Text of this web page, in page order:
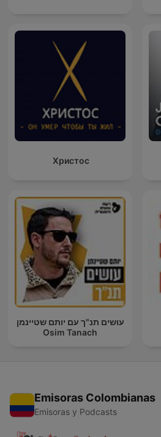
Христос
עושים תנ"ך עם יותם שטיינמן
Osim Tanach
Emisoras Colombianas
Emisoras y Podcasts